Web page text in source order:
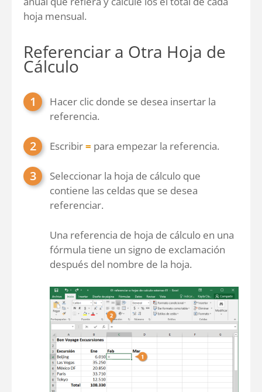
hoja mensual.
Referenciar a Otra Hoja de
Cálculo
Hacer clic donde se desea insertar la
referencia.
Escribir= para empezar la referencia.
Seleccionar la hoja de cálculo que
contiene las celdas que se desea
referenciar.
Una referencia de hoja de cálculo en una
fórmula tiene un signo de exclamación
después del nombre de la hoja.